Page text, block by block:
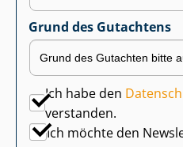
Grund des Gutachtens
Ich habe den
verstanden.
Ich möchte den